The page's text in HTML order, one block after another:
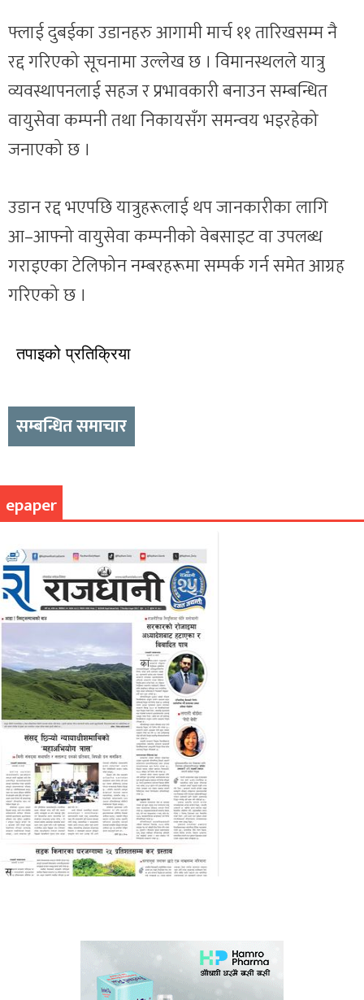
फ्लाई दुबईका उडानहरु आगामी मार्च ११ तारिखसम्म नै
रद्द गरिएको सूचनामा उल्लेख छ । विमानस्थलले यात्रु
व्यवस्थापनलाई सहज र प्रभावकारी बनाउन सम्बन्धित
वायुसेवा कम्पनी तथा निकायसँग समन्वय भइरहेको
जनाएको छ ।
उडान रद्द भएपछि यात्रुहरूलाई थप जानकारीका लागि
आ–आफ्नो वायुसेवा कम्पनीको वेबसाइट वा उपलब्ध
गराइएका टेलिफोन नम्बरहरूमा सम्पर्क गर्न समेत आग्रह
गरिएको छ ।
तपाइको प्रतिक्रिया
सम्बन्धित समाचार
epaper